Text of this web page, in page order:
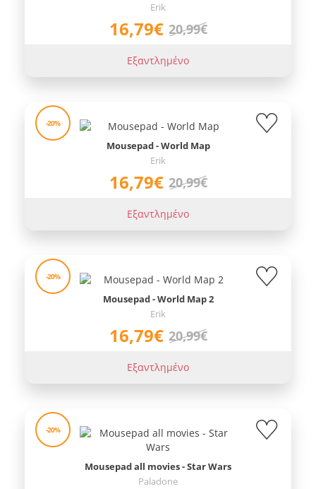
Erik
16,79€ 20,99€
Εξαντλημένο
-20%
Mousepad - World Map
Erik
16,79€ 20,99€
Εξαντλημένο
-20%
Mousepad - World Map 2
Erik
16,79€ 20,99€
Εξαντλημένο
-20%
Mousepad all movies - Star Wars
Paladone